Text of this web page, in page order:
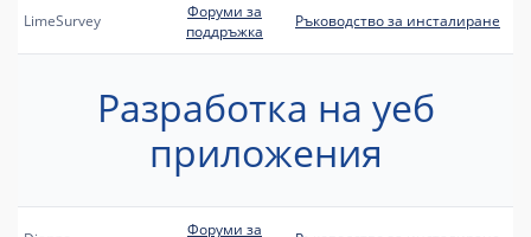
LimeSurvey
Форуми за
поддръжка
Ръководство за инсталиране
Разработка на уеб
приложения
Форуми за